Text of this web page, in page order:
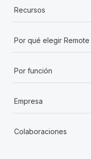
Recursos
Por qué elegir Remote
Por función
Empresa
Colaboraciones